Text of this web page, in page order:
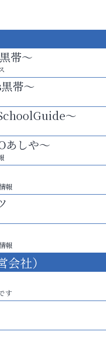
帯～
帯～
～
あしや～
報
報
社）
す